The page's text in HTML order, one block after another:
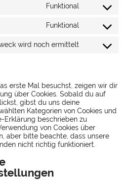
Funktional
Consent
wordpress
Funktional
Consent
wird noch ermittelt
Consent
sonstiges
erste Mal besuchst, zeigen wir dir
über Cookies. Sobald du auf
gibst du uns deine
Kategorien von Cookies und
Erklärung beschrieben zu
von Cookies über
aber bitte beachte, dass unsere
nicht richtig funktioniert.